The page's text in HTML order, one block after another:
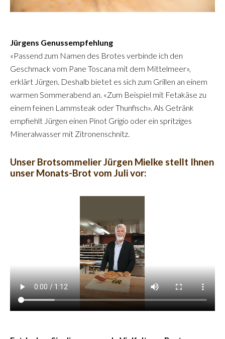
Jürgens Genussempfehlung
«Passend zum Namen des Brotes verbinde ich den
Geschmack vom Pane Toscana mit dem Mittelmeer»,
erklärt Jürgen. Deshalb bietet es sich zum Grillen an einem
warmen Sommerabend an. «Zum Beispiel mit Fetakäse zu
einem feinen Lammsteak oder Thunfisch». Als Getränk
empfiehlt Jürgen einen Pinot Grigio oder ein spritziges
Mineralwasser mit Zitronenschnitz.
Unser Brotsommelier Jürgen Mielke stellt Ihnen
unser Monats-Brot vom Juli vor: